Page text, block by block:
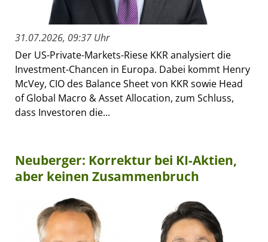
31.07.2026, 09:37 Uhr
Der US-Private-Markets-Riese KKR analysiert die
Investment-Chancen in Europa. Dabei kommt Henry
McVey, CIO des Balance Sheet von KKR sowie Head
of Global Macro & Asset Allocation, zum Schluss,
dass Investoren die...
Neuberger: Korrektur bei KI-Aktien,
aber keinen Zusammenbruch